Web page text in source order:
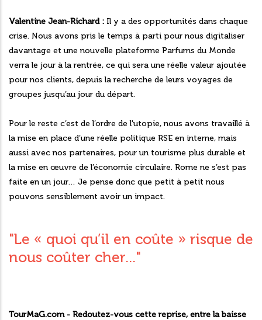
Valentine Jean-Richard : Il y a des opportunités dans chaque
crise. Nous avons pris le temps à parti pour nous digitaliser
davantage et une nouvelle plateforme Parfums du Monde
verra le jour à la rentrée, ce qui sera une réelle valeur ajoutée
pour nos clients, depuis la recherche de leurs voyages de
groupes jusqu’au jour du départ.
Pour le reste c’est de l’ordre de l'utopie, nous avons travaillé à
la mise en place d’une réelle politique RSE en interne, mais
aussi avec nos partenaires, pour un tourisme plus durable et
la mise en œuvre de l’économie circulaire. Rome ne s’est pas
faite en un jour… Je pense donc que petit à petit nous
pouvons sensiblement avoir un impact.
"Le « quoi qu’il en coûte » risque de
nous coûter cher..."
TourMaG.com - Redoutez-vous cette reprise, entre la baisse